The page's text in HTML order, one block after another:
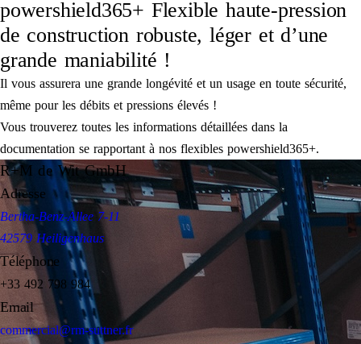
powershield365+ Flexible haute-pression
de construction robuste, léger et d’une
grande maniabilité !
Il vous assurera une grande longévité et un usage en toute sécurité,
même pour les débits et pressions élevés !
Vous trouverez toutes les informations détaillées dans la
documentation se rapportant à nos flexibles powershield365+.
R+M de Wit GmbH
Adresse
Bertha-Benz-Allee 7-11
42579 Heiligenhaus
Téléphone
+33 492 798 984
Email
commercial@rm-suttner.fr